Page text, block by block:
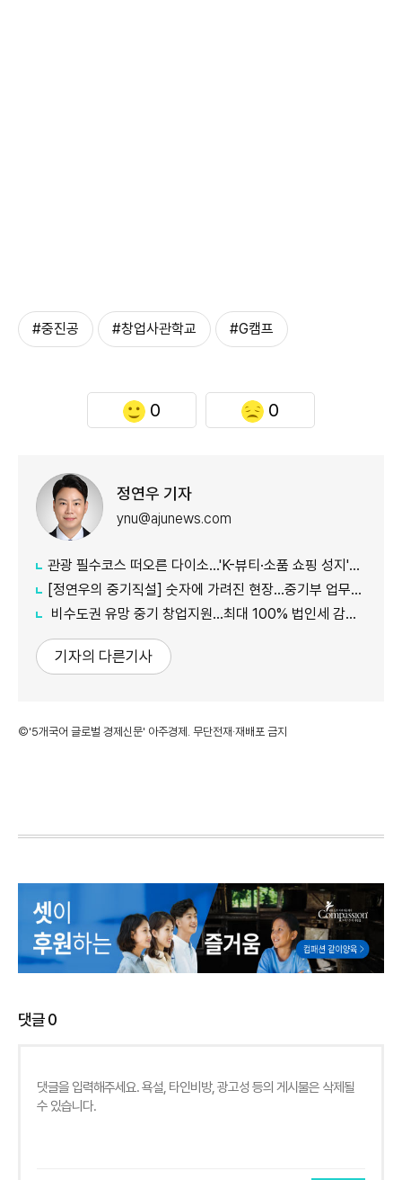
#중진공 #창업사관학교 #G캠프
0 0
정연우 기자
ynu@ajunews.com
관광 필수코스 떠오른 다이소...'K-뷰티·소품 쇼핑 성지'로 등극
[정연우의 중기직설] 숫자에 가려진 현장...중기부 업무보고의 그늘
비수도권 유망 중기 창업지원...최대 100% 법인세 감면 나서
기자의 다른기사
©'5개국어 글로벌 경제신문' 아주경제. 무단전재·재배포 금지
댓글0